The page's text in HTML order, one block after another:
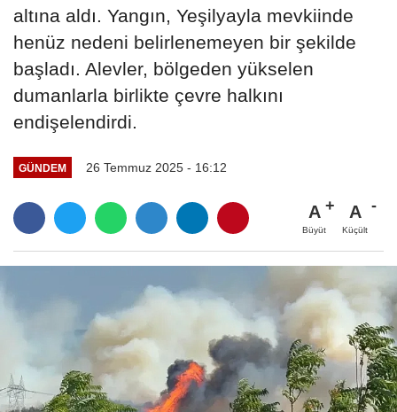
altına aldı. Yangın, Yeşilyayla mevkiinde
henüz nedeni belirlenemeyen bir şekilde
başladı. Alevler, bölgeden yükselen
dumanlarla birlikte çevre halkını
endişelendirdi.
GÜNDEM 26 Temmuz 2025 - 16:12
A
Büyüt
A
Küçült